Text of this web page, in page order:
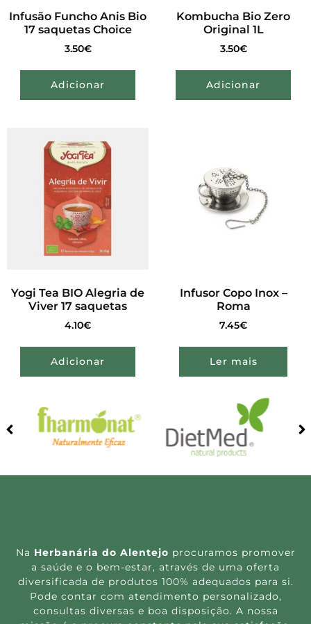
Infusão Funcho Anis Bio
17 saquetas Choice
3.50€
Adicionar
Kombucha Bio Zero
Original 1L
3.50€
Adicionar
Yogi Tea BIO Alegria de
Viver 17 saquetas
4.10€
Adicionar
Infusor Copo Inox –
Roma
7.45€
Ler mais
Na Herbanária do Alentejo procuramos promover
a saúde e o bem-estar, através de uma oferta
diversificada de produtos 100% adequados para si.
Pode contar com atendimento personalizado,
consultas diversas e boa disposição. A nossa